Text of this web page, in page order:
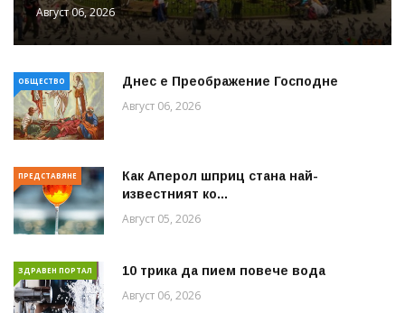
Август 06, 2026
ОБЩЕСТВО Днес е Преображение Господне
Август 06, 2026
ПРЕДСТАВЯНЕ
Как Аперол шприц стана най-
известният ко...
Август 05, 2026
ЗДРАВЕН ПОРТАЛ 10 трика да пием повече вода
Август 06, 2026